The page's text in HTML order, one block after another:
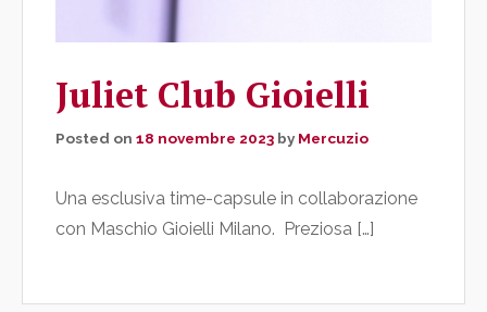
Juliet Club Gioielli
Posted on 18 novembre 2023 by Mercuzio
Una esclusiva time-capsule in collaborazione
con Maschio Gioielli Milano. Preziosa […]